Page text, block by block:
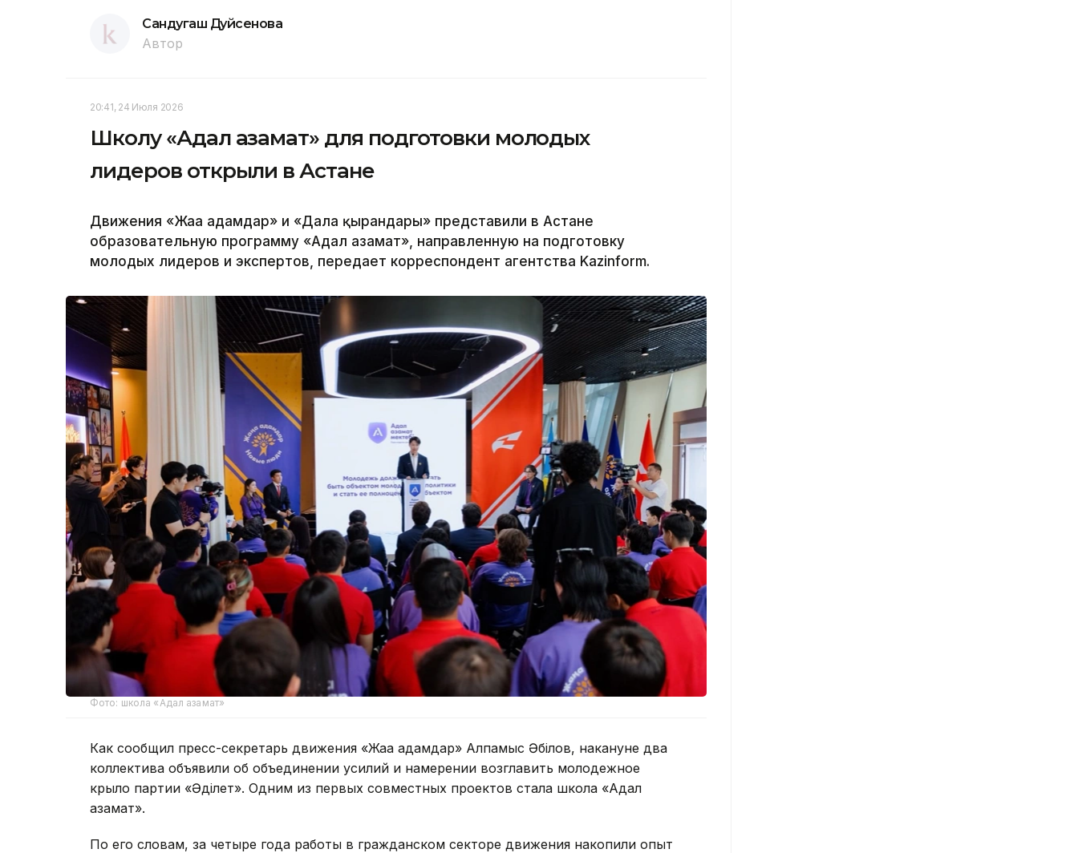
Сандугаш Дуйсенова
Автор
20:41, 24 Июля 2026
Школу «Адал азамат» для подготовки молодых
лидеров открыли в Астане
Движения «Жаңа адамдар» и «Дала қырандары» представили в Астане
образовательную программу «Адал азамат», направленную на подготовку
молодых лидеров и экспертов, передает корреспондент агентства Kazinform.
Фото: школа «Адал азамат»
Как сообщил пресс-секретарь движения «Жаңа адамдар» Алпамыс Әбілов, накануне два
коллектива объявили об объединении усилий и намерении возглавить молодежное
крыло партии «Әділет». Одним из первых совместных проектов стала школа «Адал
азамат».
По его словам, за четыре года работы в гражданском секторе движения накопили опыт